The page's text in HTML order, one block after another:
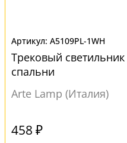
A5109PL-1WH
Трековый
спальни
Arte Lamp (Италия)
458 ₽